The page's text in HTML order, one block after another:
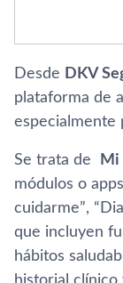
Desde DKV
plataforma de
especialmente
Se trata de Mi
módulos o
cuidarme”,
que incluyen
hábitos